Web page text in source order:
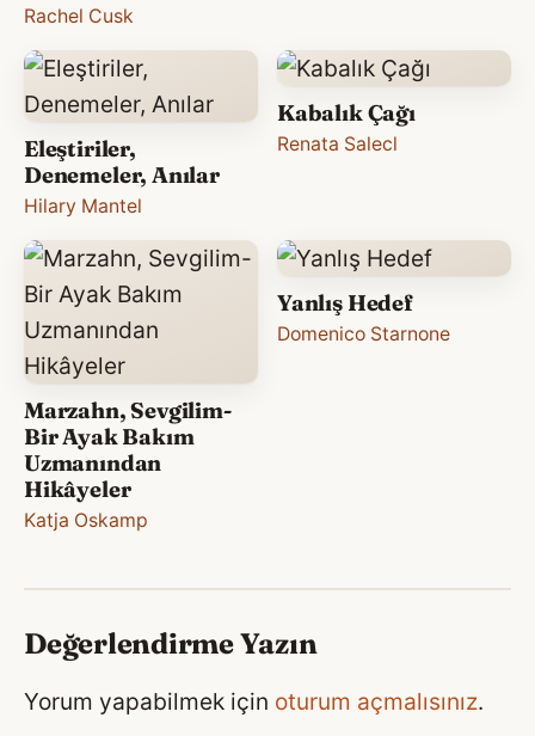
Rachel Cusk
Eleştiriler,
Denemeler, Anılar
Hilary Mantel
Kabalık Çağı
Renata Salecl
Marzahn, Sevgilim-
Bir Ayak Bakım
Uzmanından
Hikâyeler
Katja Oskamp
Yanlış Hedef
Domenico Starnone
Değerlendirme Yazın
Yorum yapabilmek için oturum açmalısınız.